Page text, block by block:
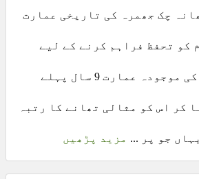
2020)تھانہ چک جھمرہ کی تاریخی عمارت
کو تحفظ فراہم کرنے کے لیے
تھانہ چک جھمرہ کی موجودہ عمارت 9 سال پہلے
کو بنا کر اس کو مثالی تھانے کا رتبہ
جو پر ... مزید پڑھیں